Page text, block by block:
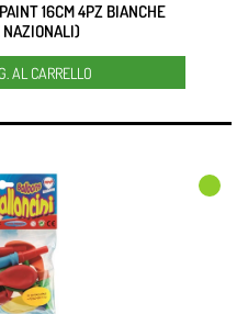
16CM 4PZ BIANCHE
AL CARRELLO